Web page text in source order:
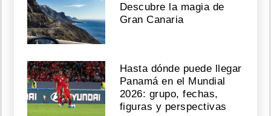
Descubre la magia de
Gran Canaria
Hasta dónde puede llegar
Panamá en el Mundial
2026: grupo, fechas,
figuras y perspectivas